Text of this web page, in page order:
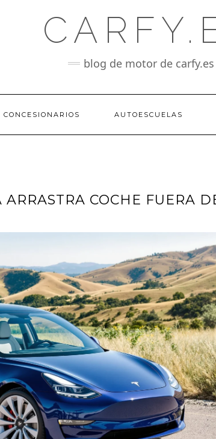
blog de motor de carfy.es
CONCESIONARIOS AUTOESCUELAS
COCHE FUERA